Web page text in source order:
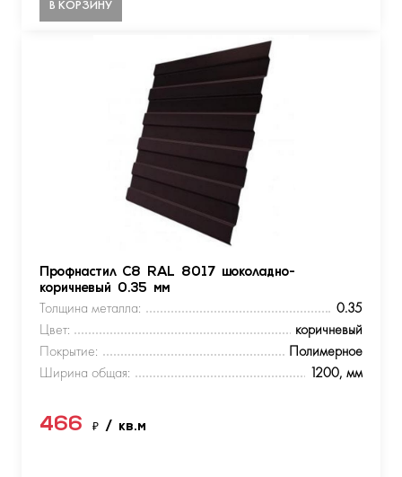
В КОРЗИНУ
Профнастил С8 RAL 8017 шоколадно-
коричневый 0.35 мм
Толщина металла:
0.35
Цвет:
коричневый
Покрытие:
Полимерное
Ширина общая:
1200, мм
466 ₽ / кв.м